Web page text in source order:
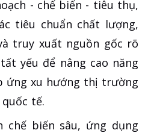
- chế biến - tiêu thụ,
tiêu chuẩn chất lượng,
truy xuất nguồn gốc rõ
yếu để nâng cao năng
ứng xu hướng thị trường
tế.
chế biến sâu, ứng dụng